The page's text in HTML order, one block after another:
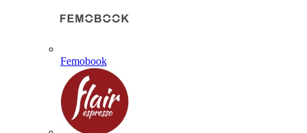
Femobook